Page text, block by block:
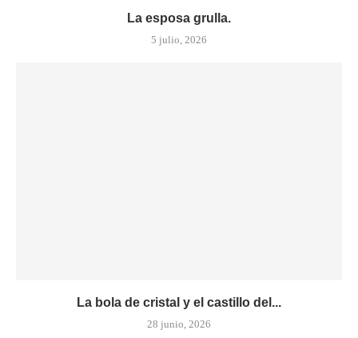
La esposa grulla.
5 julio, 2026
La bola de cristal y el castillo del...
28 junio, 2026